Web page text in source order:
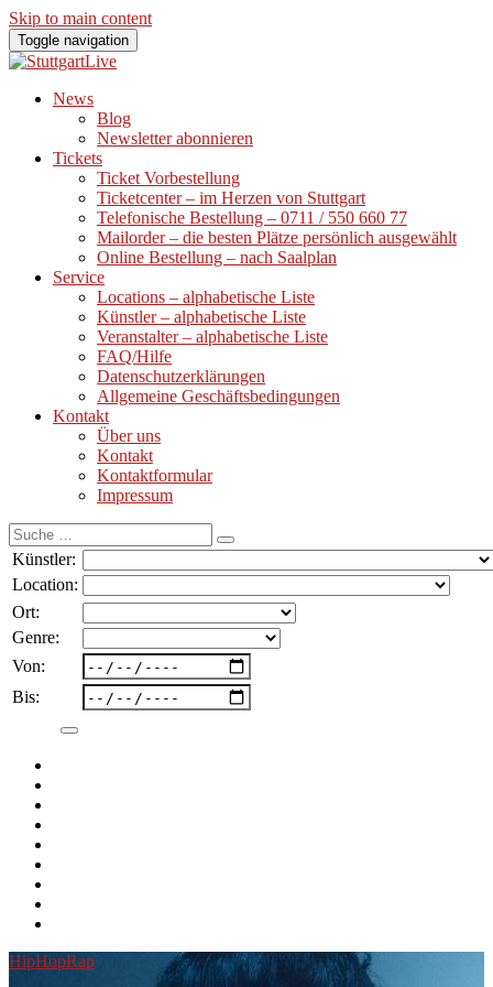
Skip to main content
Toggle navigation
News
Blog
Newsletter abonnieren
Tickets
Ticket Vorbestellung
Ticketcenter – im Herzen von Stuttgart
Telefonische Bestellung – 0711 / 550 660 77
Mailorder – die besten Plätze persönlich ausgewählt
Online Bestellung – nach Saalplan
Service
Locations – alphabetische Liste
Künstler – alphabetische Liste
Veranstalter – alphabetische Liste
FAQ/Hilfe
Datenschutzerklärungen
Allgemeine Geschäftsbedingungen
Kontakt
Über uns
Kontakt
Kontaktformular
Impressum
Suche
nach:
Künstler:
Location:
Ort:
Genre:
Von:
Bis:
HipHopRap